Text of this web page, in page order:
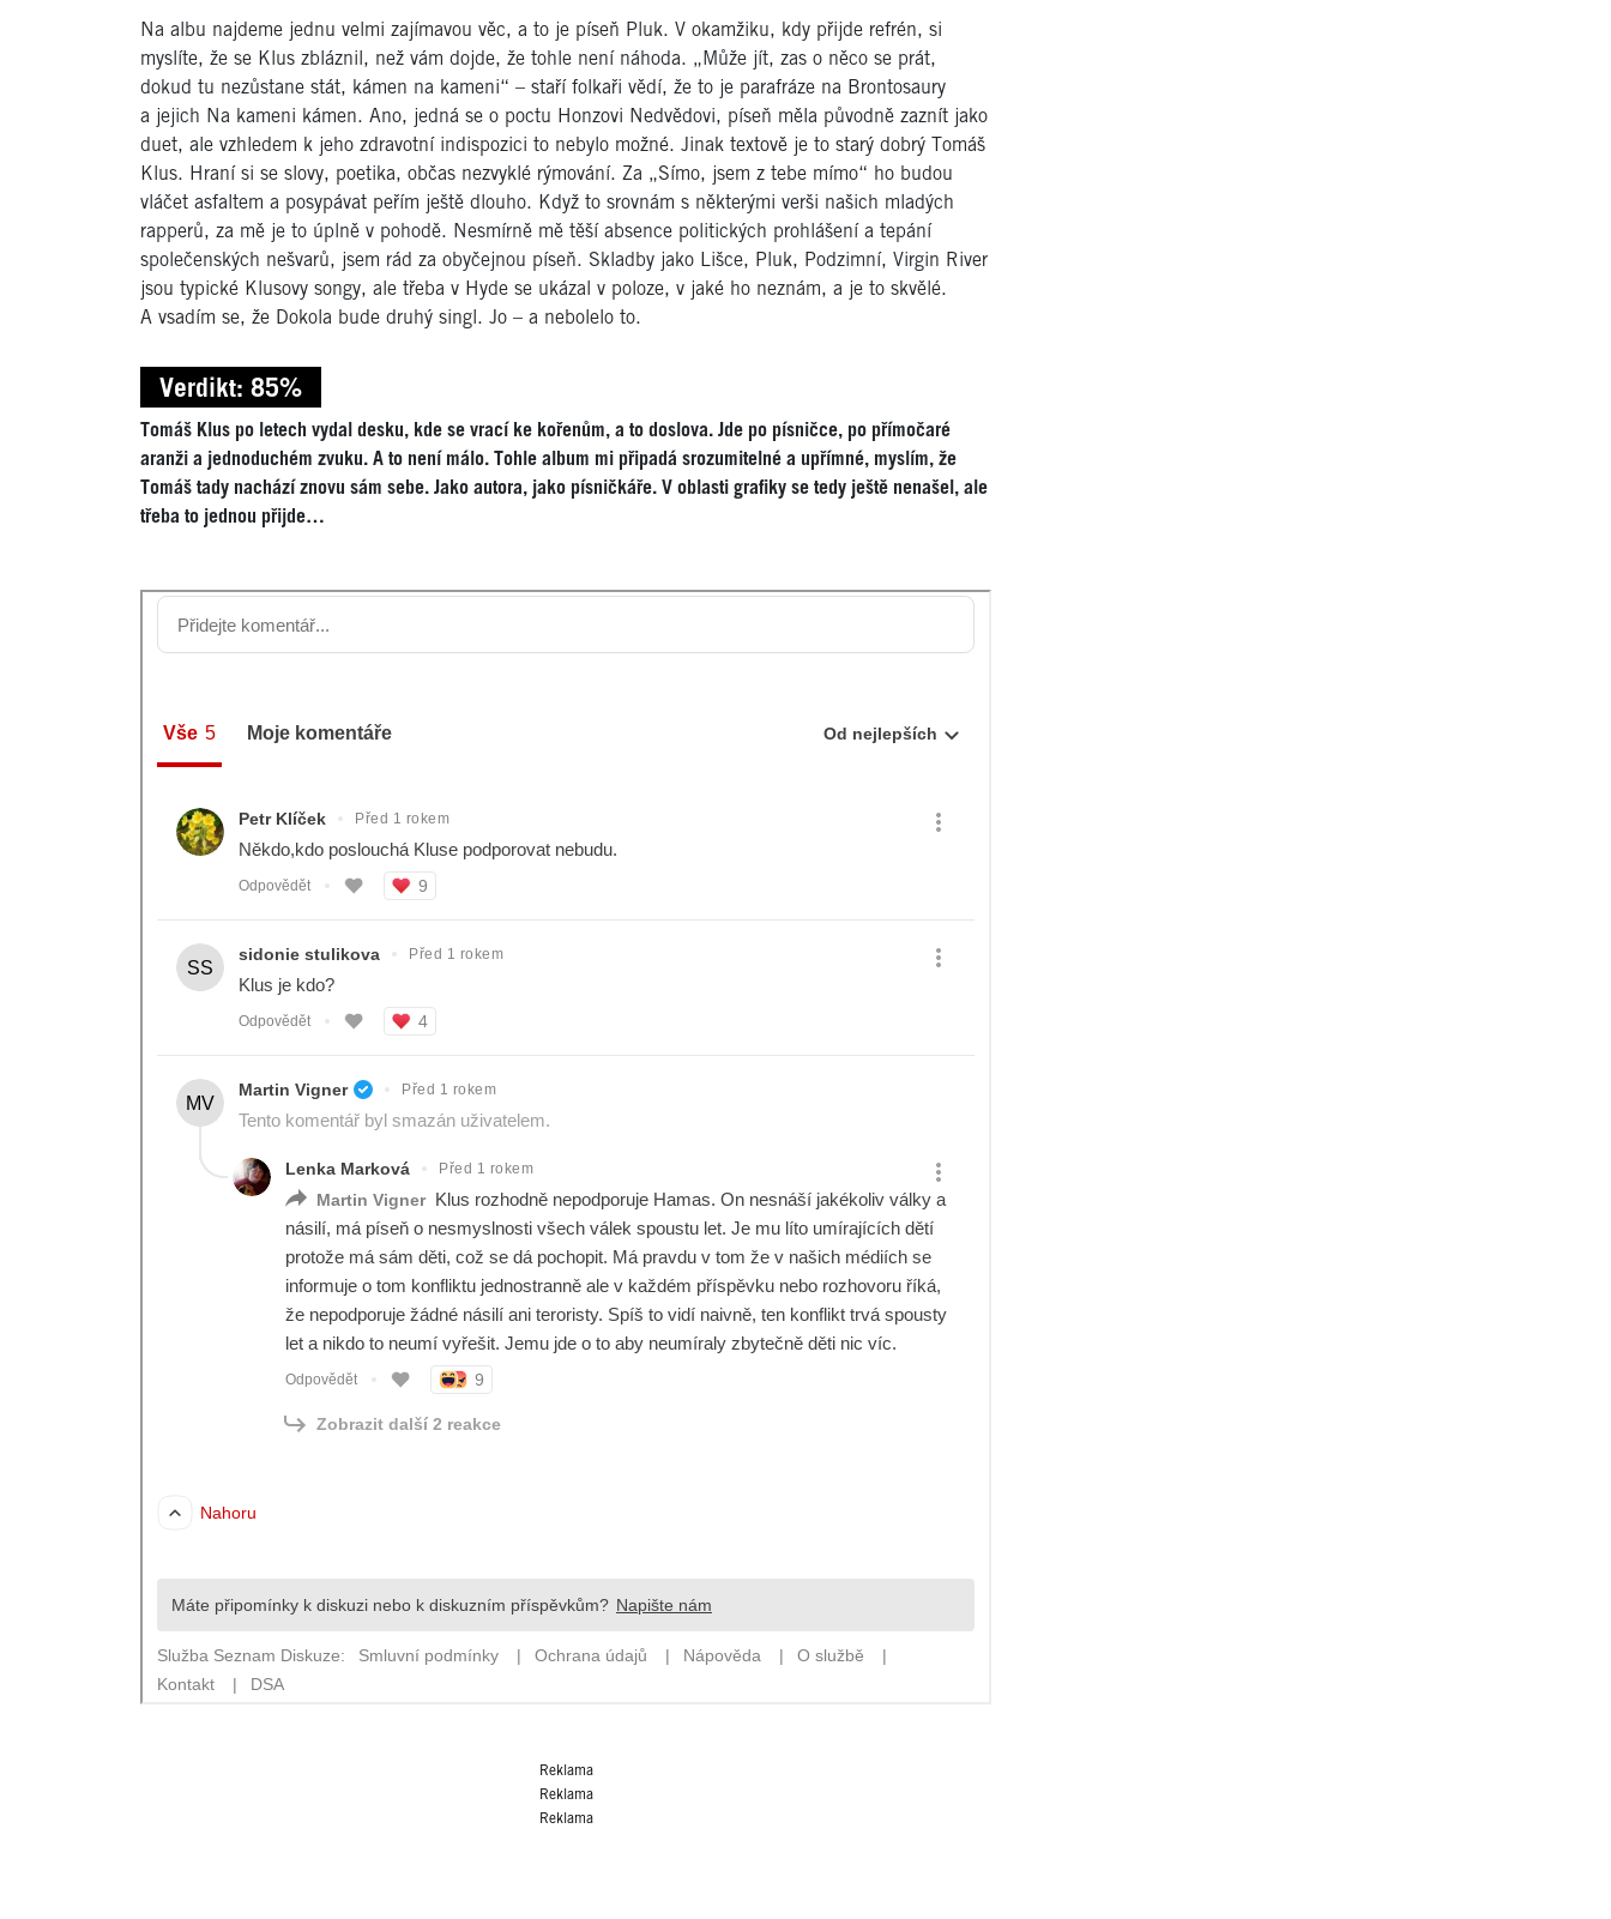
Na albu najdeme jednu velmi zajímavou věc, a to je píseň Pluk. V okamžiku, kdy přijde refrén, si
myslíte, že se Klus zbláznil, než vám dojde, že tohle není náhoda. „Může jít, zas o něco se prát,
dokud tu nezůstane stát, kámen na kameni“ – staří folkaři vědí, že to je parafráze na Brontosaury
a jejich Na kameni kámen. Ano, jedná se o poctu Honzovi Nedvědovi, píseň měla původně zaznít jako
duet, ale vzhledem k jeho zdravotní indispozici to nebylo možné. Jinak textově je to starý dobrý Tomáš
Klus. Hraní si se slovy, poetika, občas nezvyklé rýmování. Za „Símo, jsem z tebe mímo“ ho budou
vláčet asfaltem a posypávat peřím ještě dlouho. Když to srovnám s některými verši našich mladých
rapperů, za mě je to úplně v pohodě. Nesmírně mě těší absence politických prohlášení a tepání
společenských nešvarů, jsem rád za obyčejnou píseň. Skladby jako Lišce, Pluk, Podzimní, Virgin River
jsou typické Klusovy songy, ale třeba v Hyde se ukázal v poloze, v jaké ho neznám, a je to skvělé.
A vsadím se, že Dokola bude druhý singl. Jo – a nebolelo to.
Verdikt: 85%
Tomáš Klus po letech vydal desku, kde se vrací ke kořenům, a to doslova. Jde po písničce, po přímočaré
aranži a jednoduchém zvuku. A to není málo. Tohle album mi připadá srozumitelné a upřímné, myslím, že
Tomáš tady nachází znovu sám sebe. Jako autora, jako písničkáře. V oblasti grafiky se tedy ještě nenašel, ale
třeba to jednou přijde…
Reklama
Reklama
Reklama